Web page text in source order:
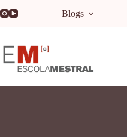
Blogs